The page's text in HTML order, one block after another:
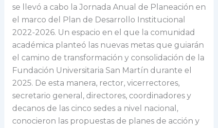
se llevó a cabo la Jornada Anual de Planeación en
el marco del Plan de Desarrollo Institucional
2022-2026. Un espacio en el que la comunidad
académica planteó las nuevas metas que guiarán
el camino de transformación y consolidación de la
Fundación Universitaria San Martín durante el
2025. De esta manera, rector, vicerrectores,
secretario general, directores, coordinadores y
decanos de las cinco sedes a nivel nacional,
conocieron las propuestas de planes de acción y